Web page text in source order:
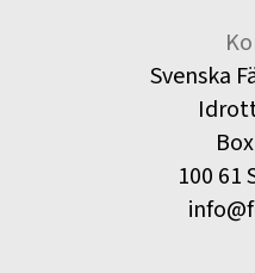
Svenska
100 61